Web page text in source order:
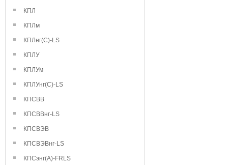
КПЛ
КПЛм
КПЛнг(С)-LS
КПЛУ
КПЛУм
КПЛУнг(С)-LS
КПСВВ
КПСВВнг-LS
КПСВЭВ
КПСВЭВнг-LS
КПСэнг(А)-FRLS